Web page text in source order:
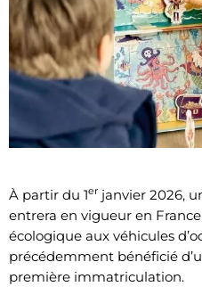
À partir du 1er janvier 2026,
entrera en vigueur en
écologique aux véhicules
précédemment bénéficié
première immatriculation.